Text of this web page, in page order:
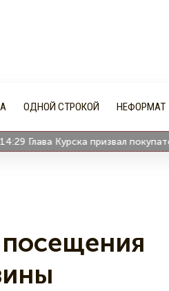
ОДНОЙ СТРОКОЙ НЕФОРМАТ
Глава Курска призвал